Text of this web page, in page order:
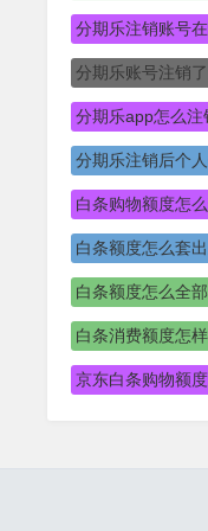
分期乐注销账号
分期乐账号注销
分期乐app怎么注
分期乐注销后个
白条购物额度怎
白条额度怎么套
白条额度怎么全
白条消费额度怎
京东白条购物额